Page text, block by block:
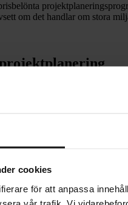
cookies
för att anpassa
om det handlar om stora
en programvara som är
och problemfritt.
och kostnader i Gantt-